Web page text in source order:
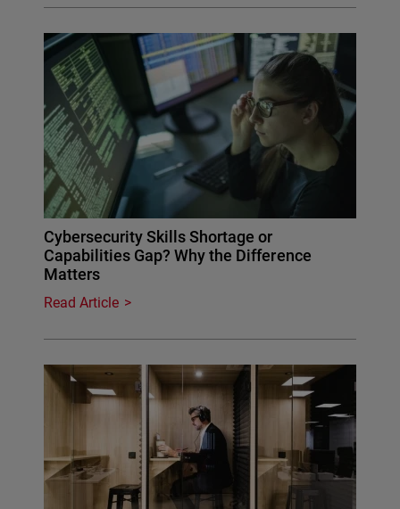
Cybersecurity Skills Shortage or
Capabilities Gap? Why the Difference
Matters
Read Article